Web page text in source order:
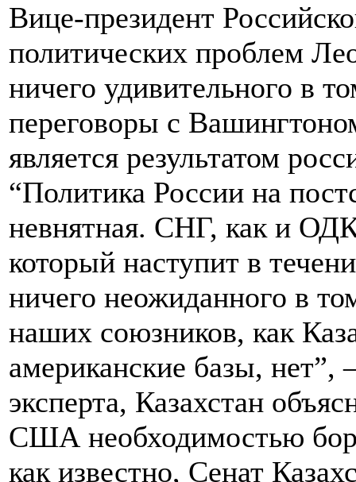
Вице-президент
политических проблем
ничего удивительного в
переговоры с
является результатом
“Политика России на
невнятная. СНГ, как и
который наступит в
ничего неожиданного в
наших союзников, как
американские базы,
эксперта, Казахстан
США необходимостью
как известно, Сенат